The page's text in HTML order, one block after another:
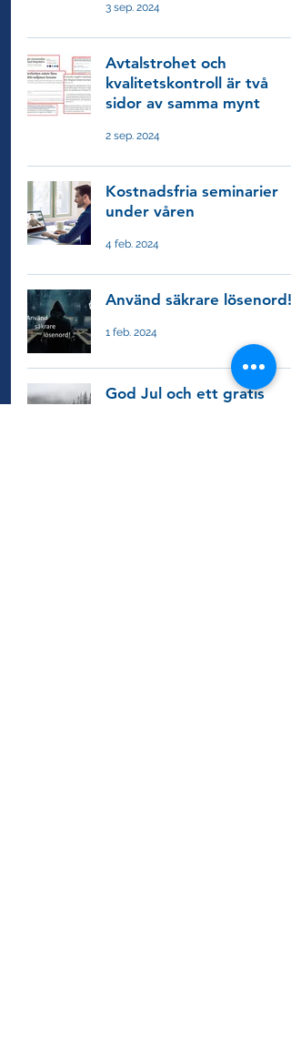
3 sep. 2024
Avtalstrohet och
kvalitetskontroll är två
sidor av samma mynt
2 sep. 2024
Kostnadsfria seminarier
under våren
4 feb. 2024
Använd säkrare lösenord!
1 feb. 2024
God Jul och ett gratis